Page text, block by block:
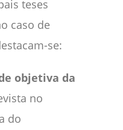
teses
caso de
se:
objetiva da
no
do